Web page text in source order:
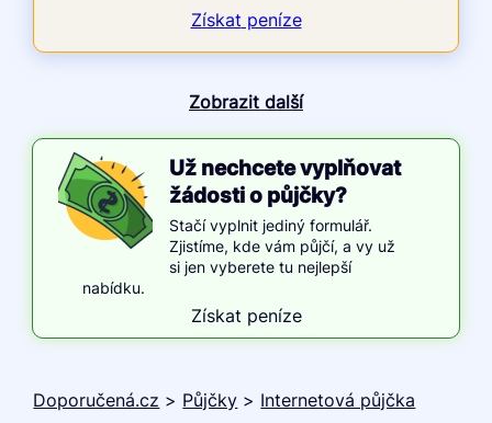
Získat peníze
Zobrazit další
Už nechcete vyplňovat
žádosti o půjčky?
Stačí vyplnit jediný formulář.
Zjistíme, kde vám půjčí, a vy už
si jen vyberete tu nejlepší
nabídku.
Získat peníze
Doporučená.cz > Půjčky > Internetová půjčka